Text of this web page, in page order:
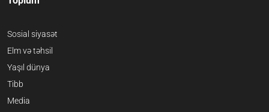
Sosial siyasət
Elm və təhsil
Yaşıl dünya
Tibb
Media